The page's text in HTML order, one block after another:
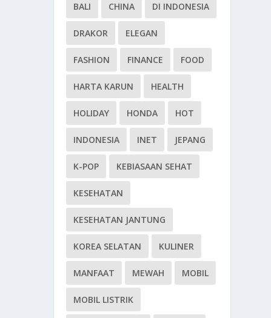
BALI CHINA DI INDONESIA
DRAKOR ELEGAN
FASHION FINANCE FOOD
HARTA KARUN HEALTH
HOLIDAY HONDA HOT
INDONESIA INET JEPANG
K-POP KEBIASAAN SEHAT
KESEHATAN
KESEHATAN JANTUNG
KOREA SELATAN KULINER
MANFAAT MEWAH MOBIL
MOBIL LISTRIK